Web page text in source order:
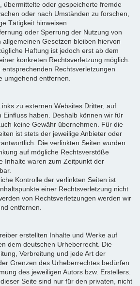
übermittelte oder gespeicherte fremde
oder nach Umständen zu forschen,
Tätigkeit hinweisen.
oder Sperrung der Nutzung von
Gesetzen bleiben hiervon
Haftung ist jedoch erst ab dem
konkreten Rechtsverletzung möglich.
Rechtsverletzungen
umgehend entfernen.
zu externen Websites Dritter, auf
Einfluss haben. Deshalb können wir für
keine Gewähr übernehmen. Für die
ist stets der jeweilige Anbieter oder
Die verlinkten Seiten wurden
auf mögliche Rechtsverstöße
Inhalte waren zum Zeitpunkt der
Kontrolle der verlinkten Seiten ist
einer Rechtsverletzung nicht
von Rechtsverletzungen werden wir
entfernen.
erstellten Inhalte und Werke auf
dem deutschen Urheberrecht. Die
Verbreitung und jede Art der
Grenzen des Urheberrechtes bedürfen
des jeweiligen Autors bzw. Erstellers.
Seite sind nur für den privaten, nicht